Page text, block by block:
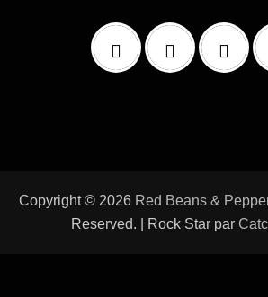
Copyright © 2026 Red Beans &
Reserved. | Rock Star par